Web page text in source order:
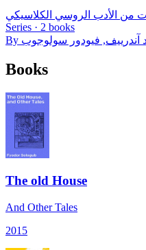
من الأدب الروسي الكلاسيكي
Series · 2 books
By آندرييف, فيودور سولوجوب
Books
The old House
And Other Tales
2015